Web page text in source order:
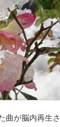
曲が脳内再生